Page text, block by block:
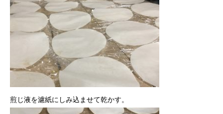
煎じ液を濾紙にしみ込ませて乾かす。